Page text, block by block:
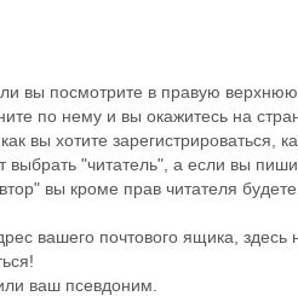
вы посмотрите в правую верхнюю
по нему и вы окажитесь на
вы хотите зарегистрироваться,
выбрать "читатель", а если вы
вы кроме прав читателя
вашего почтового ящика, здесь
ваш псевдоним.